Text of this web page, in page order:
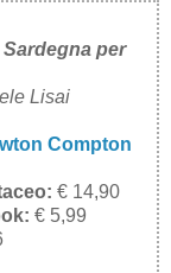
per
Lisai
Compton
€ 14,90
€ 5,99